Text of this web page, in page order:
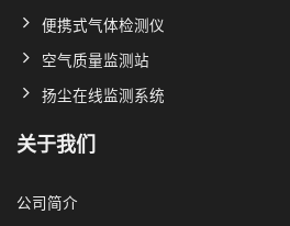
便携式气体检测仪
空气质量监测站
扬尘在线监测系统
关于我们
公司简介